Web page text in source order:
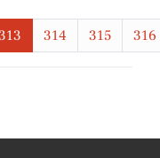
314 315 316